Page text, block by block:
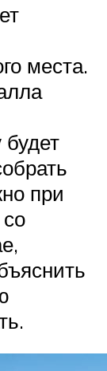
места.
при